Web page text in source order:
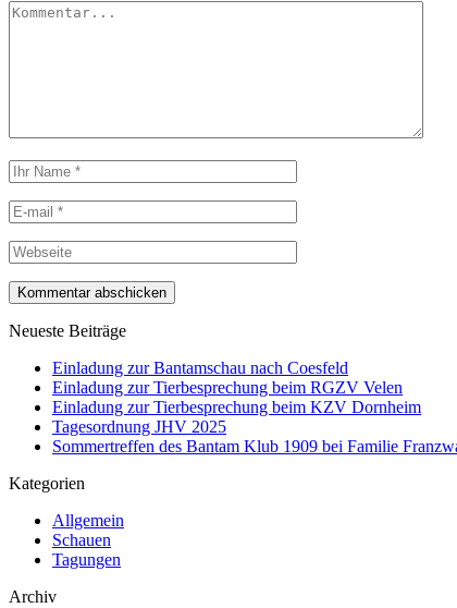
Neueste Beiträge
Einladung zur Bantamschau nach Coesfeld
Einladung zur Tierbesprechung beim RGZV Velen
Einladung zur Tierbesprechung beim KZV Dornheim
Tagesordnung JHV 2025
Sommertreffen des Bantam Klub 1909 bei Familie
Kategorien
Allgemein
Schauen
Tagungen
Archiv